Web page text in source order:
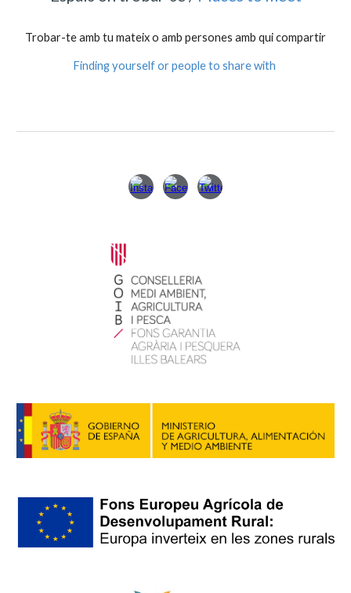
Trobar-te amb tu mateix o amb persones amb qui compartir
Finding yourself or people to share with